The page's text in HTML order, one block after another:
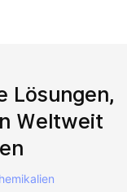
Lösungen,
Weltweit